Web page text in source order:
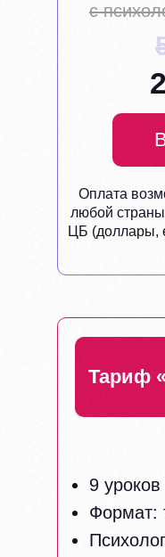
с
Оплата
любой
ЦБ (доллары,
Тариф
9
Формат: